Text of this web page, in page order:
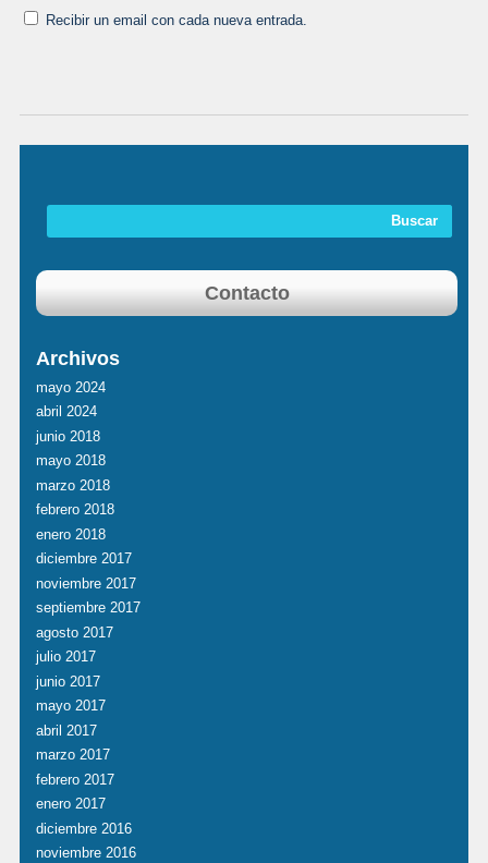
Recibir un email con cada nueva entrada.
Contacto
Archivos
mayo 2024
abril 2024
junio 2018
mayo 2018
marzo 2018
febrero 2018
enero 2018
diciembre 2017
noviembre 2017
septiembre 2017
agosto 2017
julio 2017
junio 2017
mayo 2017
abril 2017
marzo 2017
febrero 2017
enero 2017
diciembre 2016
noviembre 2016